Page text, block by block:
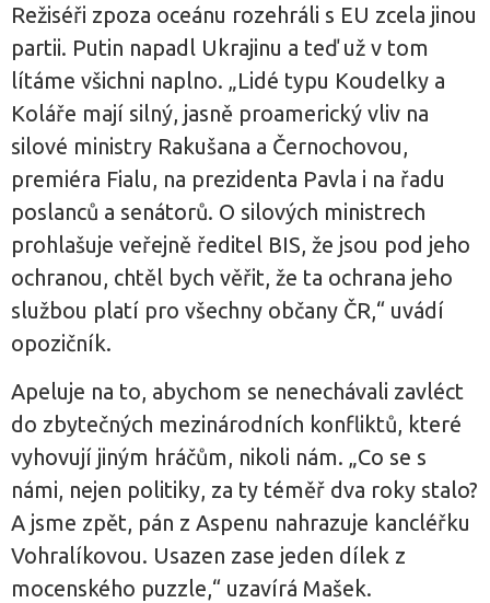
Režiséři zpoza oceánu rozehráli s EU zcela jinou
partii. Putin napadl Ukrajinu a teď už v tom
lítáme všichni naplno. „Lidé typu Koudelky a
Koláře mají silný, jasně proamerický vliv na
silové ministry Rakušana a Černochovou,
premiéra Fialu, na prezidenta Pavla i na řadu
poslanců a senátorů. O silových ministrech
prohlašuje veřejně ředitel BIS, že jsou pod jeho
ochranou, chtěl bych věřit, že ta ochrana jeho
službou platí pro všechny občany ČR,“ uvádí
opozičník.
Apeluje na to, abychom se nenechávali zavléct
do zbytečných mezinárodních konfliktů, které
vyhovují jiným hráčům, nikoli nám. „Co se s
námi, nejen politiky, za ty téměř dva roky stalo?
A jsme zpět, pán z Aspenu nahrazuje kancléřku
Vohralíkovou. Usazen zase jeden dílek z
mocenského puzzle,“ uzavírá Mašek.